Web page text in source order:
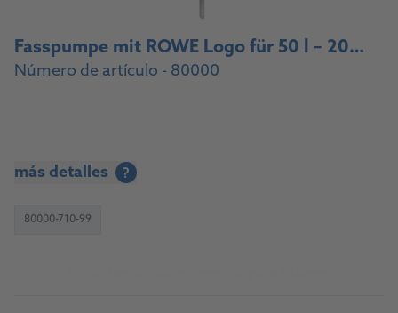
Fasspumpe mit ROWE Logo für 50 l – 200 l Fässer, Anschlussgewinde 2‘‘ / Drum pump with ROWE logo for 50 l – 200 l drums, 2‘‘ connection thread
Número de artículo - 80000
más detalles ?
80000-710-99